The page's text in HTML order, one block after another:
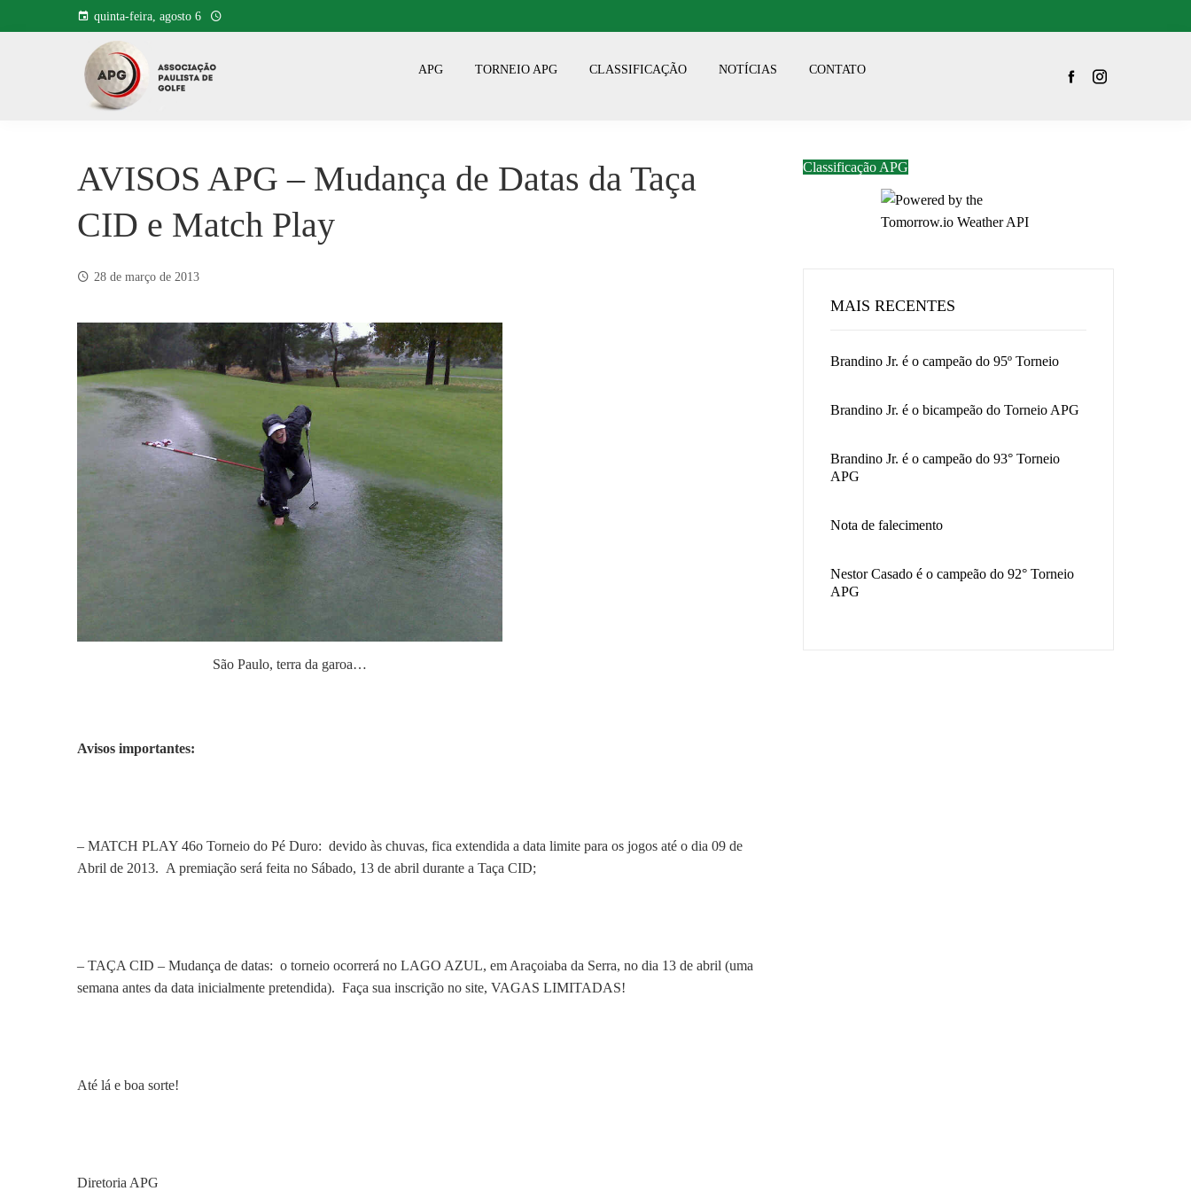
para
quinta-feira, agosto 6
APG TORNEIO APG CLASSIFICAÇÃO NOTÍCIAS CONTATO
AVISOS APG – Mudança de Datas da Taça
CID e Match Play
28 de março de 2013
São Paulo, terra da garoa…
Avisos importantes:
– MATCH PLAY 46o Torneio do Pé Duro: devido às chuvas, fica extendida a data limite para os jogos até o dia 09 de
Abril de 2013. A premiação será feita no Sábado, 13 de abril durante a Taça CID;
– TAÇA CID – Mudança de datas: o torneio ocorrerá no LAGO AZUL, em Araçoiaba da Serra, no dia 13 de abril (uma
semana antes da data inicialmente pretendida). Faça sua inscrição no site, VAGAS LIMITADAS!
Até lá e boa sorte!
Diretoria APG
Classificação APG
MAIS RECENTES
Brandino Jr. é o campeão do 95º Torneio
Brandino Jr. é o bicampeão do Torneio APG
Brandino Jr. é o campeão do 93° Torneio
APG
Nota de falecimento
Nestor Casado é o campeão do 92° Torneio
APG